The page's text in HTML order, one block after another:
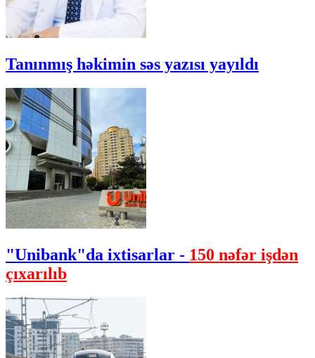
Tanınmış həkimin səs yazısı yayıldı
"Unibank"da ixtisarlar - 150 nəfər işdən
çıxarılıb